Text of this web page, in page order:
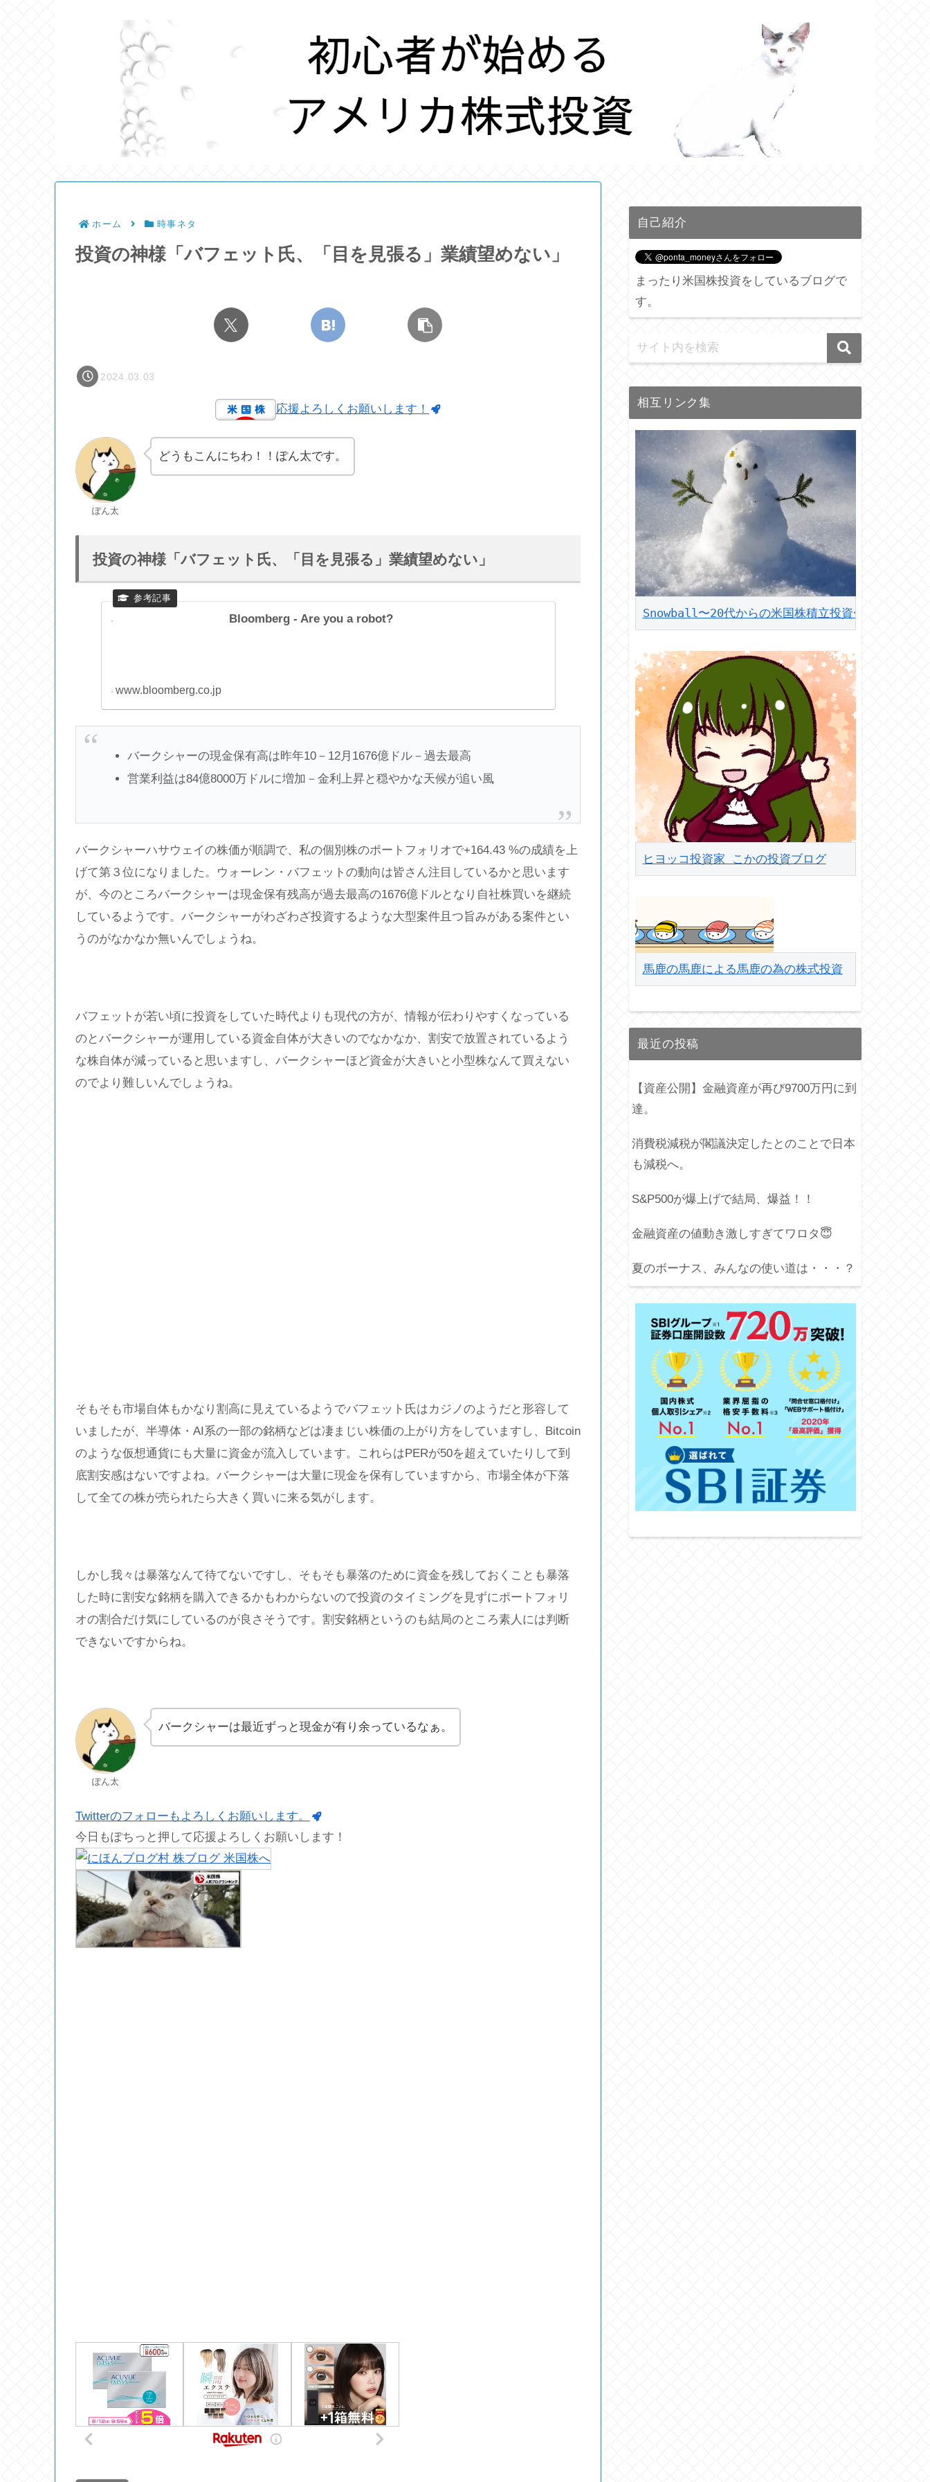
ホーム 時事ネタ
投資の神様「バフェット氏、「目を見張る」業績望めない」
2024.03.03
応援よろしくお願いします！
ぽん太
どうもこんにちわ！！ぽん太です。
投資の神様「バフェット氏、「目を見張る」業績望めない」
Bloomberg - Are you a robot?
www.bloomberg.co.jp
バークシャーの現金保有高は昨年10－12月1676億ドル－過去最高
営業利益は84億8000万ドルに増加－金利上昇と穏やかな天候が追い風
バークシャーハサウェイの株価が順調で、私の個別株のポートフォリオで+164.43 %の成績を上
げて第３位になりました。ウォーレン・バフェットの動向は皆さん注目しているかと思います
が、今のところバークシャーは現金保有残高が過去最高の1676億ドルとなり自社株買いを継続
しているようです。バークシャーがわざわざ投資するような大型案件且つ旨みがある案件とい
うのがなかなか無いんでしょうね。
バフェットが若い頃に投資をしていた時代よりも現代の方が、情報が伝わりやすくなっている
のとバークシャーが運用している資金自体が大きいのでなかなか、割安で放置されているよう
な株自体が減っていると思いますし、バークシャーほど資金が大きいと小型株なんて買えない
のでより難しいんでしょうね。
そもそも市場自体もかなり割高に見えているようでバフェット氏はカジノのようだと形容して
いましたが、半導体・AI系の一部の銘柄などは凄まじい株価の上がり方をしていますし、Bitcoin
のような仮想通貨にも大量に資金が流入しています。これらはPERが50を超えていたりして到
底割安感はないですよね。バークシャーは大量に現金を保有していますから、市場全体が下落
して全ての株が売られたら大きく買いに来る気がします。
しかし我々は暴落なんて待てないですし、そもそも暴落のために資金を残しておくことも暴落
した時に割安な銘柄を購入できるかもわからないので投資のタイミングを見ずにポートフォリ
オの割合だけ気にしているのが良さそうです。割安銘柄というのも結局のところ素人には判断
できないですからね。
ぽん太
バークシャーは最近ずっと現金が有り余っているなぁ。
Twitterのフォローもよろしくお願いします。
今日もぽちっと押して応援よろしくお願いします！
自己紹介
まったり米国株投資をしているブログで
す。
相互リンク集
Snowball〜20代からの米国株積立投資〜
ヒヨッコ投資家 こかの投資ブログ
馬鹿の馬鹿による馬鹿の為の株式投資
最近の投稿
【資産公開】金融資産が再び9700万円に到
達。
消費税減税が閣議決定したとのことで日本
も減税へ。
S&P500が爆上げで結局、爆益！！
金融資産の値動き激しすぎてワロタ😇
夏のボーナス、みんなの使い道は・・・？